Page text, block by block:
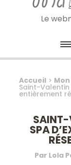
Je
Le
Accueil >
Saint-
entièrement
SAINT-
SPA
Par Lola